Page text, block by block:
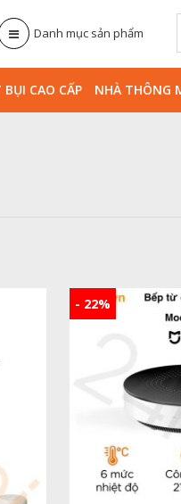
Danh mục sản phẩm
CAO CẤP NHÀ THÔNG
- 22%